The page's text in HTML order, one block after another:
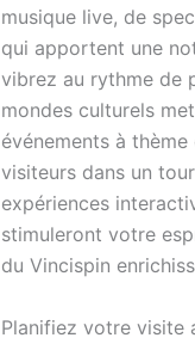
musique live, de
qui apportent une
vibrez au rythme de
mondes culturels
événements à
visiteurs dans un
expériences
stimuleront votre
du Vincispin
Planifiez votre visite